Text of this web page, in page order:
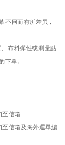
不同而有所差異 ,
布料彈性或測量點
下單。
至信箱
至信箱及海外運單編